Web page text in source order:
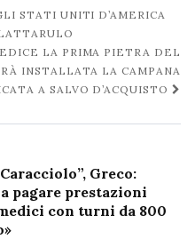
STATI UNITI D’AMERICA
LA PRIMA PIETRA DEL
INSTALLATA LA CAMPANA
A SALVO D’ACQUISTO
Greco:
pagare prestazioni
con turni da 800